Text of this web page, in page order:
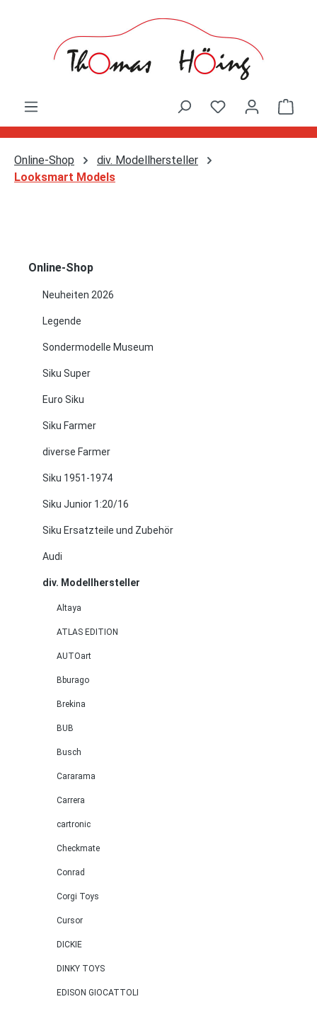
Online-Shop
div. Modellhersteller
Looksmart Models
Online-Shop
Neuheiten 2026
Legende
Sondermodelle Museum
Siku Super
Euro Siku
Siku Farmer
diverse Farmer
Siku 1951-1974
Siku Junior 1:20/16
Siku Ersatzteile und Zubehör
Audi
div. Modellhersteller
Altaya
ATLAS EDITION
AUTOart
Bburago
Brekina
BUB
Busch
Cararama
Carrera
cartronic
Checkmate
Conrad
Corgi Toys
Cursor
DICKIE
DINKY TOYS
EDISON GIOCATTOLI